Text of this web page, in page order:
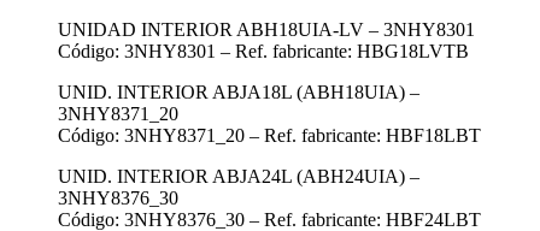
UNIDAD INTERIOR ABH18UIA-LV – 3NHY8301
Código: 3NHY8301 – Ref. fabricante: HBG18LVTB
UNID. INTERIOR ABJA18L (ABH18UIA) –
3NHY8371_20
Código: 3NHY8371_20 – Ref. fabricante: HBF18LBT
UNID. INTERIOR ABJA24L (ABH24UIA) –
3NHY8376_30
Código: 3NHY8376_30 – Ref. fabricante: HBF24LBT